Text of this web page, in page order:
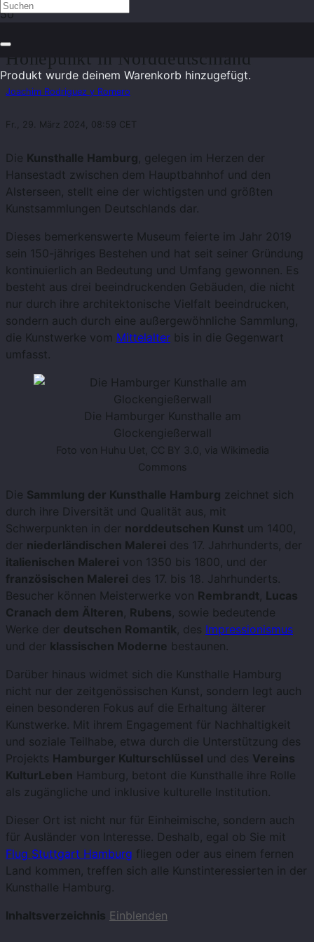
Produkt wurde deinem Warenkorb hinzugefügt.
Höhepunkt in Norddeutschland
Joachim Rodriguez y Romero
Fr., 29. März 2024, 08:59 CET
Die Kunsthalle Hamburg , gelegen im Herzen der
Hansestadt zwischen dem Hauptbahnhof und den
Alsterseen, stellt eine der wichtigsten und größten
Kunstsammlungen Deutschlands dar.
Dieses bemerkenswerte Museum feierte im Jahr 2019
sein 150-jähriges Bestehen und hat seit seiner Gründung
kontinuierlich an Bedeutung und Umfang gewonnen. Es
besteht aus drei beeindruckenden Gebäuden, die nicht
nur durch ihre architektonische Vielfalt beeindrucken,
sondern auch durch eine außergewöhnliche Sammlung,
die Kunstwerke vom Mittelalter bis in die Gegenwart
umfasst.
Die Hamburger Kunsthalle am
Glockengießerwall
Foto von Huhu Uet, CC BY 3.0, via Wikimedia
Commons
Die Sammlung der Kunsthalle Hamburg zeichnet sich
durch ihre Diversität und Qualität aus, mit
Schwerpunkten in der norddeutschen Kunst um 1400,
der niederländischen Malerei des 17. Jahrhunderts, der
italienischen Malerei von 1350 bis 1800, und der
französischen Malerei des 17. bis 18. Jahrhunderts.
Besucher können Meisterwerke von Rembrandt Lucas
Cranach dem Älteren Rubens , sowie bedeutende
Werke der deutschen Romantik , des Impressionismus
und der klassischen Moderne bestaunen.
Darüber hinaus widmet sich die Kunsthalle Hamburg
nicht nur der zeitgenössischen Kunst, sondern legt auch
einen besonderen Fokus auf die Erhaltung älterer
Kunstwerke. Mit ihrem Engagement für Nachhaltigkeit
und soziale Teilhabe, etwa durch die Unterstützung des
Projekts Hamburger Kulturschlüssel und des Vereins
KulturLeben Hamburg, betont die Kunsthalle ihre Rolle
als zugängliche und inklusive kulturelle Institution.
Dieser Ort ist nicht nur für Einheimische, sondern auch
für Ausländer von Interesse. Deshalb, egal ob Sie mit
Flug Stuttgart Hamburg fliegen oder aus einem fernen
Land kommen, treffen sich alle Kunstinteressierten in der
Kunsthalle Hamburg.
Inhaltsverzeichnis Einblenden